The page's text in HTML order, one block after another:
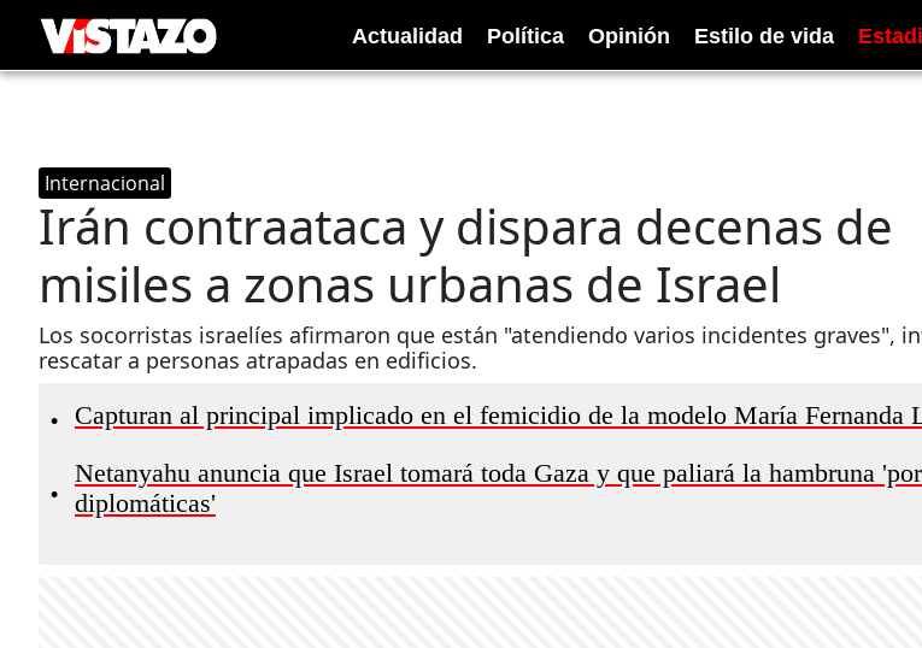
Actualidad Política Opinión Estilo de vida
Internacional
Irán contraataca y dispara decenas de
misiles a zonas urbanas de Israel
Los socorristas israelíes afirmaron que están "atendiendo varios incidentes graves",
rescatar a personas atrapadas en edificios.
• Capturan al principal implicado en el femicidio de la modelo María Fernanda
•
Netanyahu anuncia que Israel tomará toda Gaza y que paliará la hambruna
diplomáticas'